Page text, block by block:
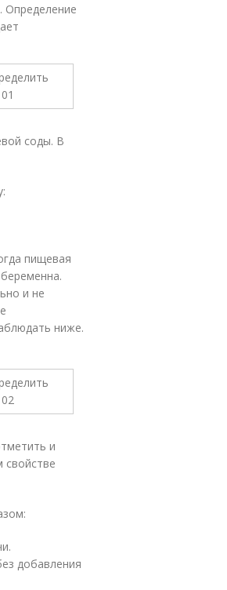
Определение
соды. В
пищевая
и не
ниже.
и
свойстве
добавления